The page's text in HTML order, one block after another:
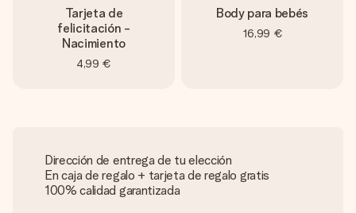
Tarjeta de
felicitación -
Nacimiento
4,99 €
Body para bebés
16,99 €
Dirección de entrega de tu elección
En caja de regalo + tarjeta de regalo gratis
100% calidad garantizada